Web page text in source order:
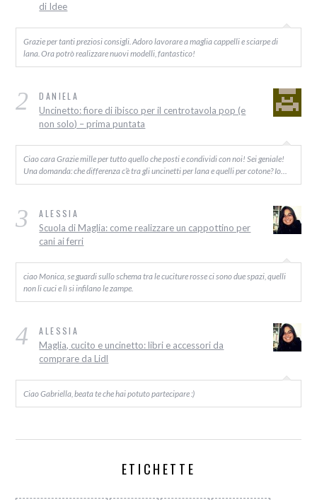
di Idee
Grazie per tanti preziosi consigli. Adoro lavorare a maglia cappelli e sciarpe di
lana. Ora potrò realizzare nuovi modelli, fantastico!
2 DANIELA
Uncinetto: fiore di ibisco per il centrotavola pop (e
non solo) – prima puntata
Ciao cara Grazie mille per tutto quello che posti e condividi con noi! Sei geniale!
Una domanda: che differenza c’è tra gli uncinetti per lana e quelli per cotone? Io…
3 ALESSIA
Scuola di Maglia: come realizzare un cappottino per
cani ai ferri
ciao Monica, se guardi sullo schema tra le cuciture rosse ci sono due spazi, quelli
non li cuci e lì si infilano le zampe.
4 ALESSIA
Maglia, cucito e uncinetto: libri e accessori da
comprare da Lidl
Ciao Gabriella, beata te che hai potuto partecipare :)
ETICHETTE